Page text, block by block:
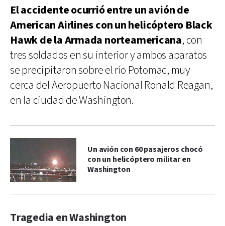
El accidente ocurrió entre un avión de
American Airlines con un helicóptero Black
Hawk de la Armada norteamericana, con
tres soldados en su interior y ambos aparatos
se precipitaron sobre el río Potomac, muy
cerca del Aeropuerto Nacional Ronald Reagan,
en la ciudad de Washington.
Un avión con 60 pasajeros chocó
con un helicóptero militar en
Washington
Tragedia en Washington